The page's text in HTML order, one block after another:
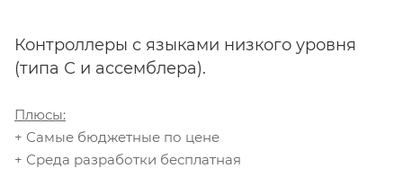
Контроллеры с языками низкого уровня
(типа С и ассемблера).
Плюсы:
+ Самые бюджетные по цене
+ Среда разработки бесплатная